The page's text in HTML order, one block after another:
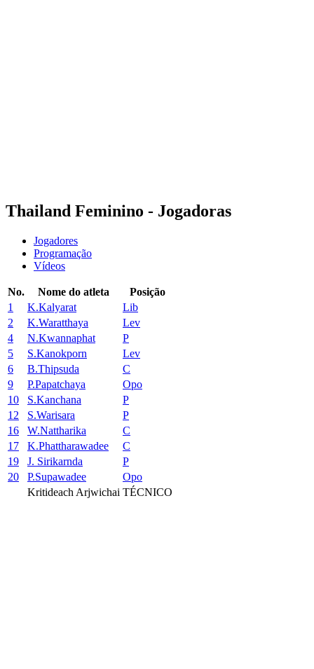
Thailand Feminino - Jogadoras
Jogadores
Programação
Vídeos
No. Nome do atleta
Posição
1
K.Kalyarat
Lib
2
K.Waratthaya
Lev
4
N.Kwannaphat
P
5
S.Kanokporn
Lev
6
B.Thipsuda
C
9
P.Papatchaya
Opo
10
S.Kanchana
P
12
S.Warisara
P
16
W.Nattharika
C
17
K.Phattharawadee
C
19
J. Sirikarnda
P
20
P.Supawadee
Opo
Kritideach Arjwichai TÉCNICO